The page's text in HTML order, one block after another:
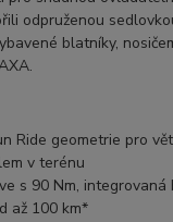
odpruženou
blatníky,
Ride geometrie pro
v terénu
s 90 Nm,
až 100 km*